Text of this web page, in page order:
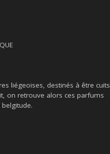
liégeoises, destinés à être cuits
on retrouve alors ces parfums